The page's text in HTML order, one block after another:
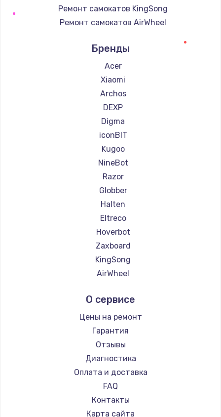
Ремонт самокатов KingSong
Ремонт самокатов AirWheel
Ремонт самокатов Hunter
Ремонт самокатов Shorner
Ремонт самокатов Joyor
Ремонт самокатов Minimotors
Ремонт самокатов Bork
Ремонт самокатов Segway
Ремонт самокатов KIRIN
Бренды
Acer
Xiaomi
Archos
DEXP
Digma
iconBIT
Kugoo
NineBot
Razor
Globber
Halten
Eltreco
Hoverbot
Zaxboard
KingSong
AirWheel
Hunter
Shorner
Joyor
Minimotors
Bork
Segway
KIRIN
О сервисе
Цены на ремонт
Гарантия
Отзывы
Диагностика
Оплата и доставка
FAQ
Контакты
Карта сайта